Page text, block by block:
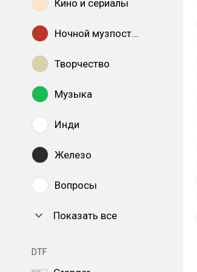
Кино и сериалы
Ночной музпостинг
Творчество
Музыка
Инди
Железо
Вопросы
Показать все
DTF